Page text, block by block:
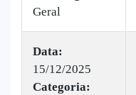
Geral
Data:
15/12/2025
Categoria: